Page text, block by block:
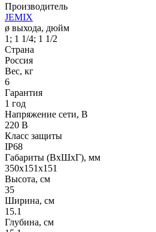
Производитель
JEMIX
ø выхода, дюйм
1; 1 1/4; 1 1/2
Страна
Россия
Вес, кг
6
Гарантия
1 год
Напряжение сети, В
220 В
Класс защиты
IP68
Габариты (ВхШхГ), мм
350x151x151
Высота, см
35
Ширина, см
15.1
Глубина, см